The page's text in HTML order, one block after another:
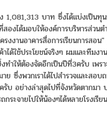
1,081,313 บาท ซึ่งได้แบ่งเป็น
องได้มอบให้องค์การบริหารส่วน
รงงานอาคารสื่อการเรียนการสอ
ได้ใช้ประโยชน์จริงๆ ผมและทีม
ำให้ต้องจัดอีกเป็นปีที่3ครับ เพ
ซึ่งพวกเราได้ไปสำรวจและสอบ
ครับ อย่างล่าสุดไปที่จังหวัดตากม
กระจายไปให้น้องๆได้หลายโรงเรี